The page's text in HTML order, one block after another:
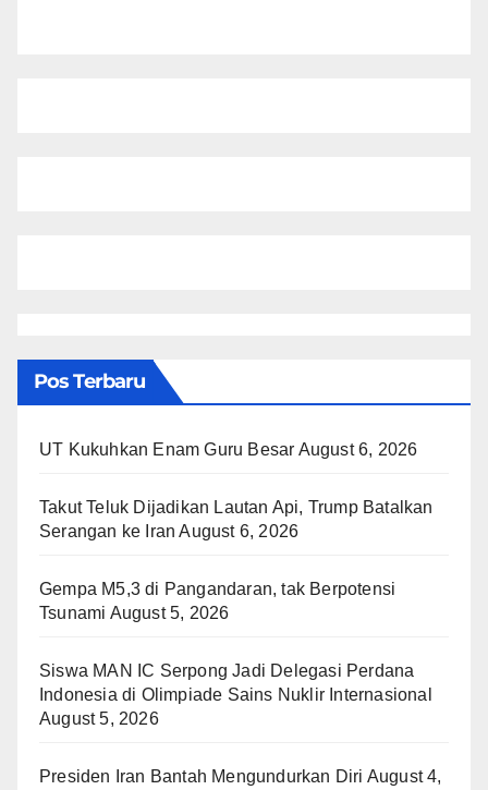
Pos Terbaru
UT Kukuhkan Enam Guru Besar August 6, 2026
Takut Teluk Dijadikan Lautan Api, Trump Batalkan
Serangan ke Iran August 6, 2026
Gempa M5,3 di Pangandaran, tak Berpotensi
Tsunami August 5, 2026
Siswa MAN IC Serpong Jadi Delegasi Perdana
Indonesia di Olimpiade Sains Nuklir Internasional
August 5, 2026
Presiden Iran Bantah Mengundurkan Diri August 4,